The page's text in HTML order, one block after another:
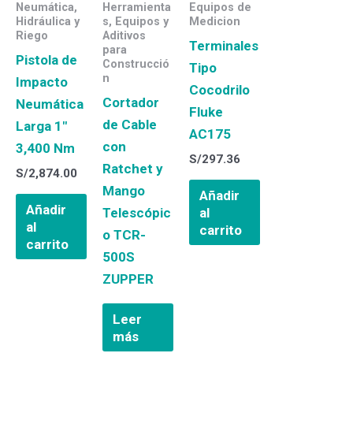
Neumática,
Hidráulica y
Riego
Pistola de
Impacto
Neumática
Larga 1″
3,400 Nm
S/2,874.00
Añadir
al
carrito
Herramienta
s, Equipos y
Aditivos
para
Construcció
n
Cortador
de Cable
con
Ratchet y
Mango
Telescópic
o TCR-
500S
ZUPPER
Leer
más
Equipos de
Medicion
Terminales
Tipo
Cocodrilo
Fluke
AC175
S/297.36
Añadir
al
carrito